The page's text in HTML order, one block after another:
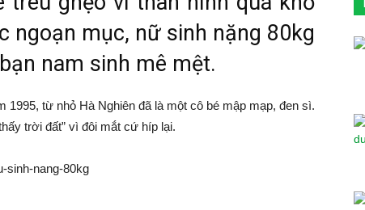
ngoạn mục, nữ sinh nặng 80kg
nam sinh mê mệt.
1995, từ nhỏ Hà Nghiên đã là một cô bé mập mạp, đen sì.
trời đất” vì đôi mắt cứ híp lại.